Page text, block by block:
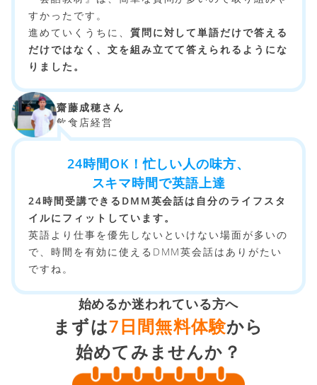
すかったです。
進めていくうちに、 質問に対して単語だけで答える
だけではなく、文を組み立てて答えられるようにな
りました。
齋藤成穂さん
飲食店経営
24時間OK！忙しい人の味方、
スキマ時間で英語上達
24時間受講できるDMM英会話は自分のライフスタ
イルにフィットしています。
英語より仕事を優先しないといけない場面が多いの
で、時間を有効に使えるDMM英会話はありがたい
ですね。
始めるか迷われている方へ
まずは7日間無料体験から
始めてみませんか？